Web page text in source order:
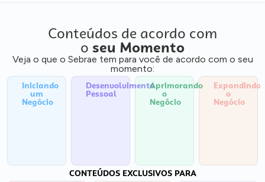
Conteúdos de acordo com
o seu Momento
Veja o que o Sebrae tem para você de acordo com o seu
momento:
Iniciando
um
Negócio
Desenvolvimento
Pessoal
Aprimorando
o
Negócio
Expandindo
o
Negócio
CONTEÚDOS EXCLUSIVOS PARA